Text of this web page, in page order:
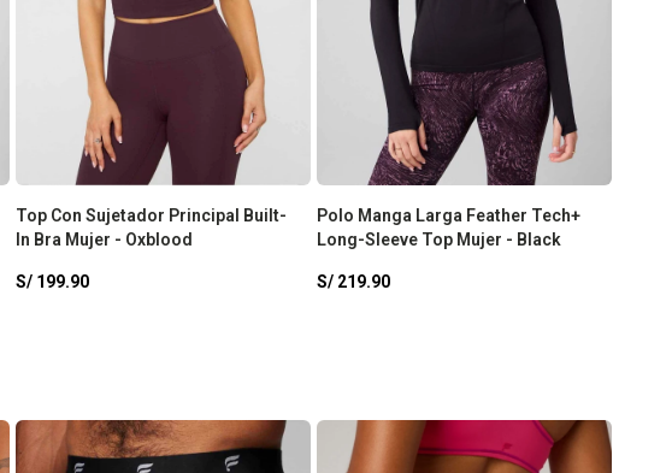
Top Con Sujetador Principal Built-
In Bra Mujer - Oxblood
S/ 199.90
Polo Manga Larga Feather Tech+
Long-Sleeve Top Mujer - Black
S/ 219.90